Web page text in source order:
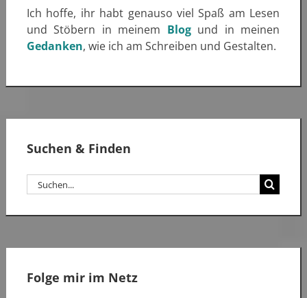
Ich hoffe, ihr habt genauso viel Spaß am Lesen
und Stöbern in meinem Blog und in meinen
Gedanken, wie ich am Schreiben und Gestalten.
Suchen & Finden
Suche
nach:
Folge mir im Netz